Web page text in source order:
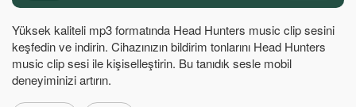
Yüksek kaliteli mp3 formatında Head Hunters music clip sesini
keşfedin ve indirin. Cihazınızın bildirim tonlarını Head Hunters
music clip sesi ile kişiselleştirin. Bu tanıdık sesle mobil
deneyiminizi artırın.